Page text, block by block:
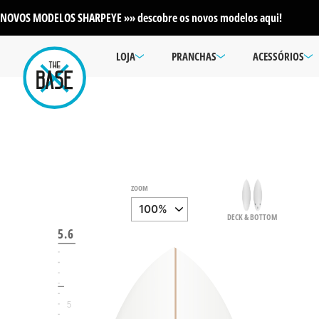
NOVOS MODELOS SHARPEYE »» descobre os novos modelos aqui!
LOJA PRANCHAS ACESSÓRIOS
ZOOM
DECK & BOTTOM
5.6
5